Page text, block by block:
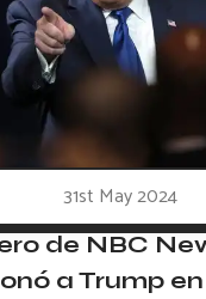
31st May 2024
de NBC
a Trump